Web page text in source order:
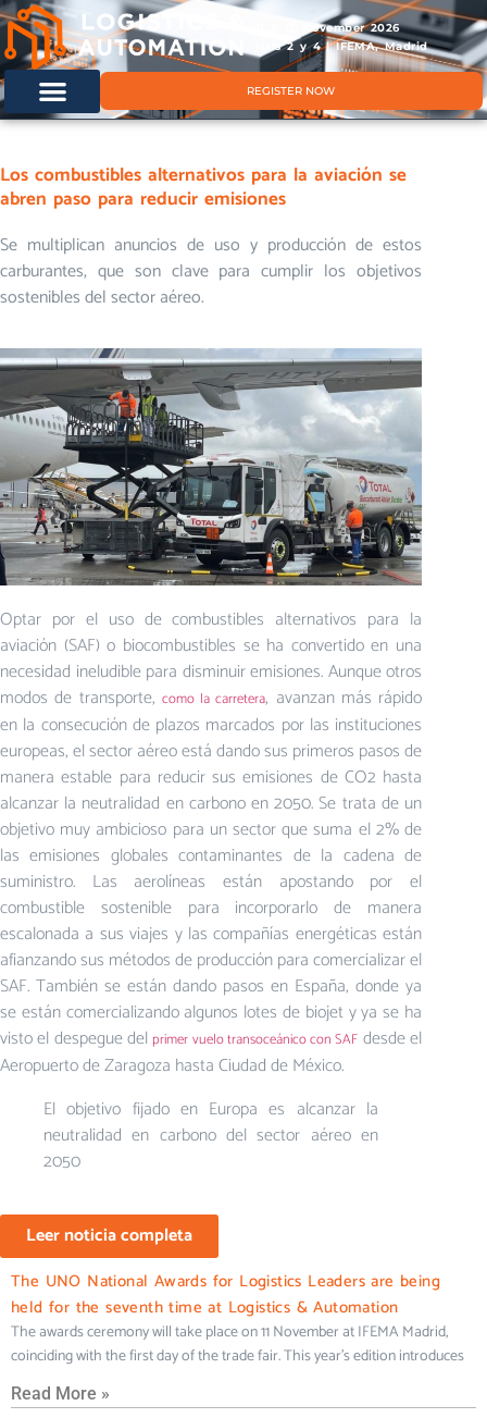
11 & 12 November 2026
Hals 2 y 4 | IFEMA, Madrid
REGISTER NOW
Los combustibles alternativos para la aviación se
abren paso para reducir emisiones
Se multiplican anuncios de uso y producción de estos
carburantes, que son clave para cumplir los objetivos
sostenibles del sector aéreo.
Optar por el uso de combustibles alternativos para la
aviación (SAF) o biocombustibles se ha convertido en una
necesidad ineludible para disminuir emisiones. Aunque otros
modos de transporte, como la carretera, avanzan más rápido
en la consecución de plazos marcados por las instituciones
europeas, el sector aéreo está dando sus primeros pasos de
manera estable para reducir sus emisiones de CO2 hasta
alcanzar la neutralidad en carbono en 2050. Se trata de un
objetivo muy ambicioso para un sector que suma el 2% de
las emisiones globales contaminantes de la cadena de
suministro. Las aerolíneas están apostando por el
combustible sostenible para incorporarlo de manera
escalonada a sus viajes y las compañías energéticas están
afianzando sus métodos de producción para comercializar el
SAF. También se están dando pasos en España, donde ya
se están comercializando algunos lotes de biojet y ya se ha
visto el despegue del primer vuelo transoceánico con SAF desde el
Aeropuerto de Zaragoza hasta Ciudad de México.
El objetivo fijado en Europa es alcanzar la
neutralidad en carbono del sector aéreo en
2050
Leer noticia completa
The UNO National Awards for Logistics Leaders are being
held for the seventh time at Logistics & Automation
The awards ceremony will take place on 11 November at IFEMA Madrid,
coinciding with the first day of the trade fair. This year’s edition introduces
Read More »